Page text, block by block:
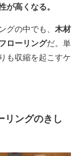
高くなる。
グの中でも、 木材
ローリングだ。単
も収縮を起こすケ
リングのきし